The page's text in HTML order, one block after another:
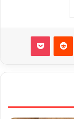
بينتيريست